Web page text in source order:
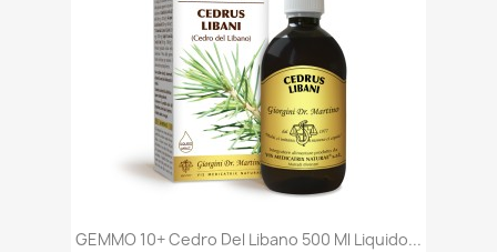
GEMMO 10+ Cedro Del Libano 500 Ml Liquido...